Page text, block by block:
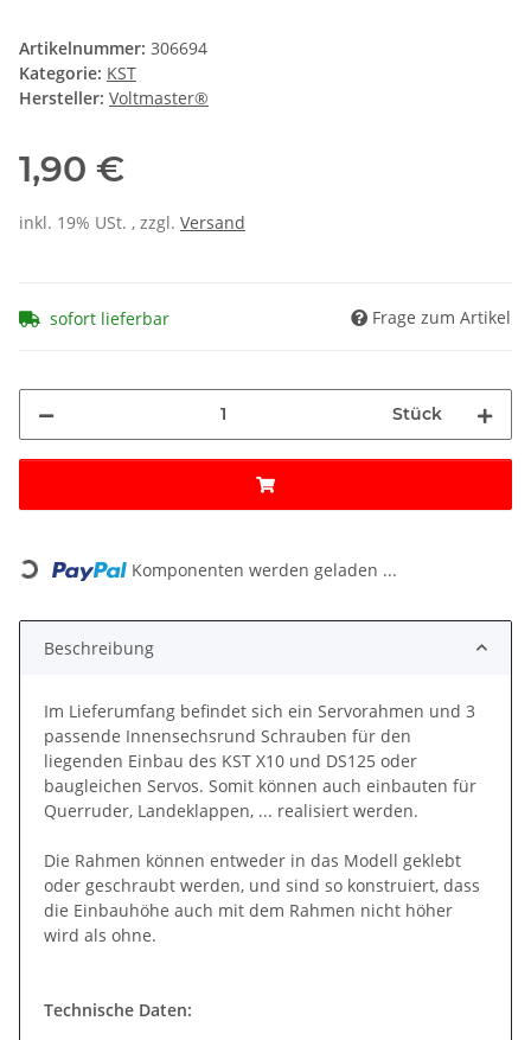
Artikelnummer: 306694
Kategorie: KST
Hersteller: Voltmaster®
1,90 €
inkl. 19% USt. , zzgl. Versand
sofort lieferbar Frage zum Artikel
Stück
Loading... Komponenten werden geladen ...
Beschreibung
Im Lieferumfang befindet sich ein Servorahmen und 3
passende Innensechsrund Schrauben für den
liegenden Einbau des KST X10 und DS125 oder
baugleichen Servos. Somit können auch einbauten für
Querruder, Landeklappen, ... realisiert werden.
Die Rahmen können entweder in das Modell geklebt
oder geschraubt werden, und sind so konstruiert, dass
die Einbauhöhe auch mit dem Rahmen nicht höher
wird als ohne.
Technische Daten: